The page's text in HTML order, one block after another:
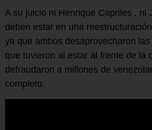
A su juicio ni Henrique Capriles , ni
deben estar en una
ya que ambos desaprovecharon
que tuvieron al estar al frente de la
defraudaron a millones de
completo.